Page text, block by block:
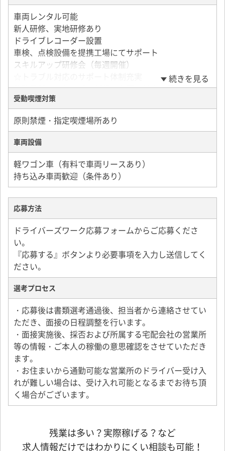
す。
手取り月収286,000円（1日100個配達／月間2,500個配
達）
手取り月収356,000円（1日120個配達／月間3,000個配
達）
手取り月収497,000円（1日150個配達／月間4,000個配
達）
☆月収900,000円の個人事業主も在籍中！（2021年12
月実績）
車両レンタル可能
新人研修、実地研修あり
ドライブレコーダー設置
車検、点検設備を提携工場にてサポート
スキルアップ研修会（毎週開催）
業務委託でのトラブルが起きた際の対応は個人事業主
に押し付けられるケースが多い現状がありますが、
軽バン.comではクレーム対応、荷物事故対応、代引き
対応などのサポートを充実させていますのでご安心く
ださい。
続きを見る
受動喫煙対策
原則禁煙・指定喫煙場所あり
車両設備
軽ワゴン車（有料で車両リースあり）
持ち込み車両歓迎（条件あり）
応募方法
ドライバーズワーク応募フォームからご応募くださ
い。
『応募する』ボタンより必要事項を入力し送信してく
ださい。
選考プロセス
・応募後は書類選考通過後、担当者から連絡させてい
ただき、面接の日程調整を行います。
・面接実施後、採否および所属する宅配会社の営業所
等の情報・ご本人の稼働の意思確認をさせていただき
ます。
・お住まいから通勤可能な営業所のドライバー受け入
れが難しい場合は、受け入れ可能となるまでお待ち頂
く場合がございます。
残業は多い？実際稼げる？など
求人情報だけではわかりにくい相談も可能！